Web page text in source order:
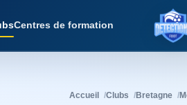
Centres de formation
Accueil Clubs Bretagne